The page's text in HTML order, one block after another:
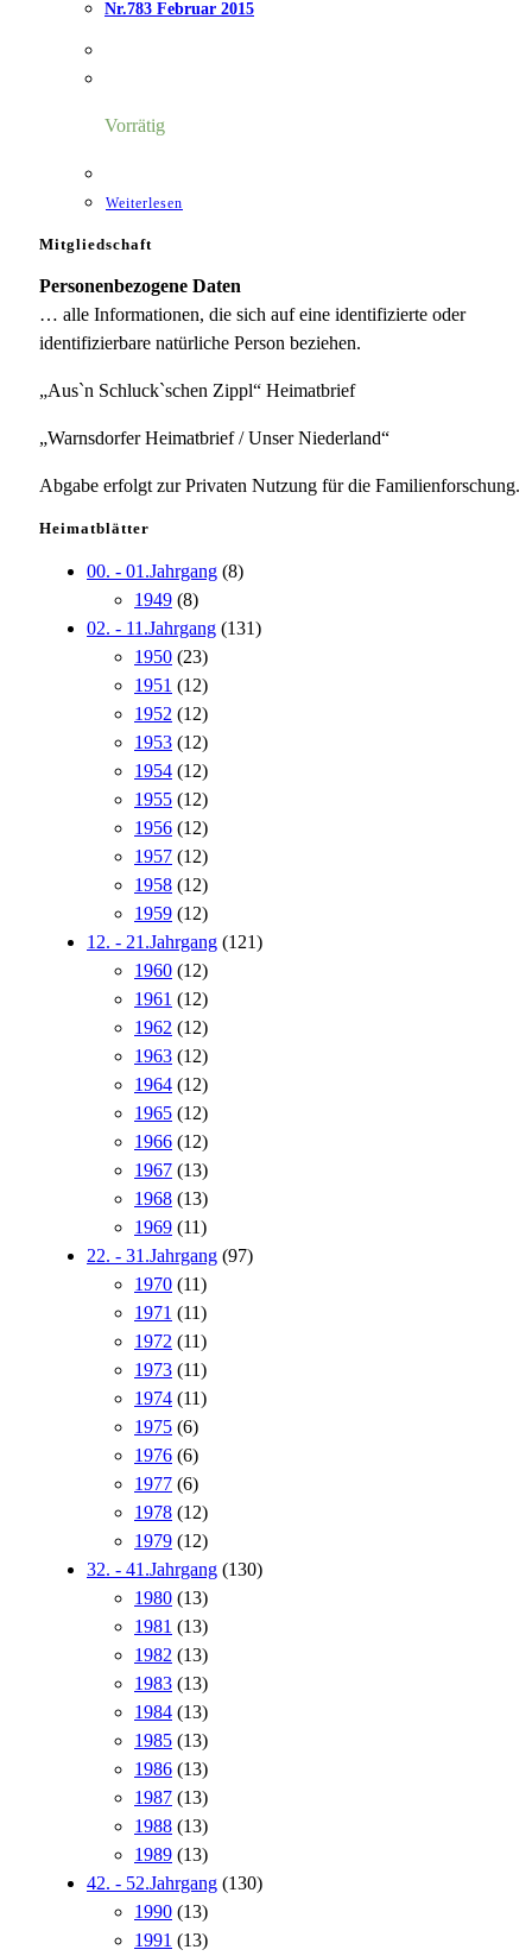
Nr.783 Februar 2015
Vorrätig
Weiterlesen
Mitgliedschaft
Personenbezogene Daten
… alle Informationen, die sich auf eine identifizierte oder
identifizierbare natürliche Person beziehen.
„Aus`n Schluck`schen Zippl“ Heimatbrief
„Warnsdorfer Heimatbrief / Unser Niederland“
Abgabe erfolgt zur Privaten Nutzung für die Familienforschung.
Heimatblätter
00. - 01.Jahrgang (8)
1949 (8)
02. - 11.Jahrgang (131)
1950 (23)
1951 (12)
1952 (12)
1953 (12)
1954 (12)
1955 (12)
1956 (12)
1957 (12)
1958 (12)
1959 (12)
12. - 21.Jahrgang (121)
1960 (12)
1961 (12)
1962 (12)
1963 (12)
1964 (12)
1965 (12)
1966 (12)
1967 (13)
1968 (13)
1969 (11)
22. - 31.Jahrgang (97)
1970 (11)
1971 (11)
1972 (11)
1973 (11)
1974 (11)
1975 (6)
1976 (6)
1977 (6)
1978 (12)
1979 (12)
32. - 41.Jahrgang (130)
1980 (13)
1981 (13)
1982 (13)
1983 (13)
1984 (13)
1985 (13)
1986 (13)
1987 (13)
1988 (13)
1989 (13)
42. - 52.Jahrgang (130)
1990 (13)
1991 (13)